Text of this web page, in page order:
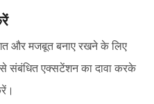
और मजबूत बनाए रखने के लिए
संबंधित एक्सटेंशन का दावा करके